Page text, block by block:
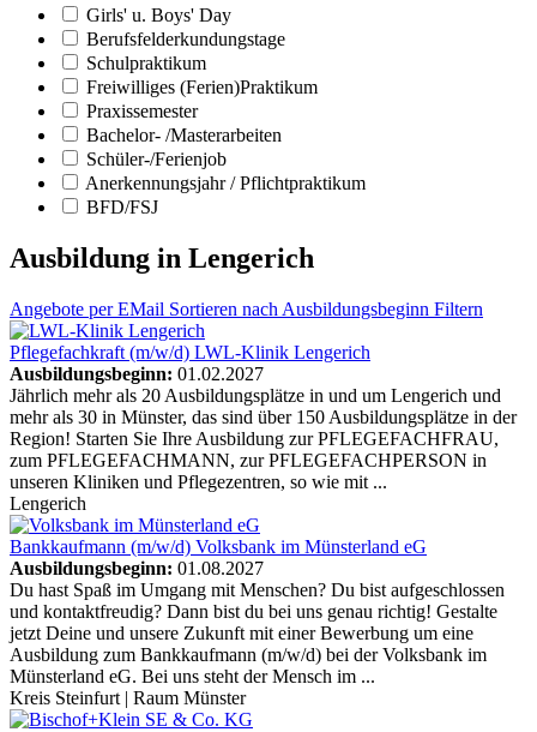
Girls' u. Boys' Day
Berufsfelderkundungstage
Schulpraktikum
Freiwilliges (Ferien)Praktikum
Praxissemester
Bachelor- /Masterarbeiten
Schüler-/Ferienjob
Anerkennungsjahr / Pflichtpraktikum
BFD/FSJ
Ausbildung in Lengerich
Angebote per EMail Sortieren nach Ausbildungsbeginn Filtern
Pflegefachkraft (m/w/d) LWL-Klinik Lengerich
Ausbildungsbeginn: 01.02.2027
Jährlich mehr als 20 Ausbildungsplätze in und um Lengerich und
mehr als 30 in Münster, das sind über 150 Ausbildungsplätze in der
Region! Starten Sie Ihre Ausbildung zur PFLEGEFACHFRAU,
zum PFLEGEFACHMANN, zur PFLEGEFACHPERSON in
unseren Kliniken und Pflegezentren, so wie mit ...
Lengerich
Bankkaufmann (m/w/d) Volksbank im Münsterland eG
Ausbildungsbeginn: 01.08.2027
Du hast Spaß im Umgang mit Menschen? Du bist aufgeschlossen
und kontaktfreudig? Dann bist du bei uns genau richtig! Gestalte
jetzt Deine und unsere Zukunft mit einer Bewerbung um eine
Ausbildung zum Bankkaufmann (m/w/d) bei der Volksbank im
Münsterland eG. Bei uns steht der Mensch im ...
Kreis Steinfurt | Raum Münster